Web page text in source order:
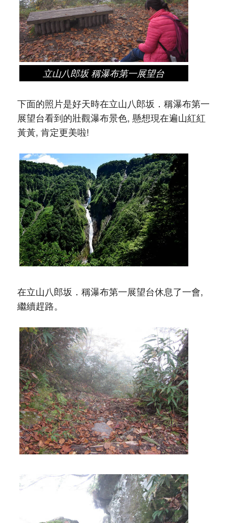
立山八郎坂 稱瀑布第一展望台
下面的照片是好天時在立山八郎坂．稱瀑布第一
展望台看到的壯觀瀑布景色, 懸想現在遍山紅紅
黃黃, 肯定更美啦!
在立山八郎坂．稱瀑布第一展望台休息了一會,
繼續趕路。